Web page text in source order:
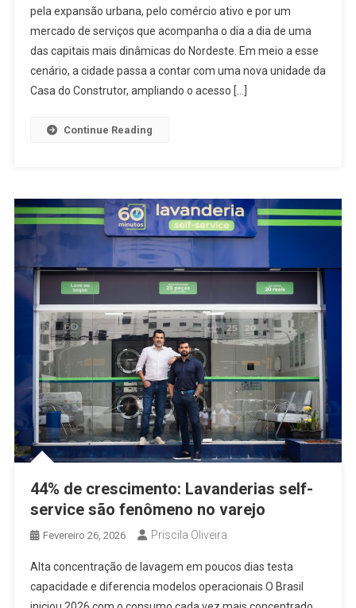
pela expansão urbana, pelo comércio ativo e por um
mercado de serviços que acompanha o dia a dia de uma
das capitais mais dinâmicas do Nordeste. Em meio a esse
cenário, a cidade passa a contar com uma nova unidade da
Casa do Construtor, ampliando o acesso […]
Continue Reading
44% de crescimento: Lavanderias self-
service são fenômeno no varejo
Fevereiro 26, 2026 Priscila Oliveira
Alta concentração de lavagem em poucos dias testa
capacidade e diferencia modelos operacionais O Brasil